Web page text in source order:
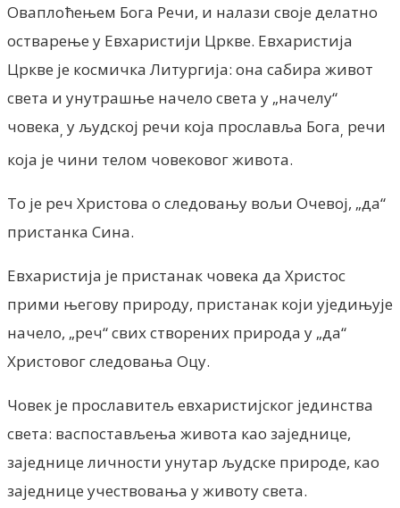
Оваплоћењем Бога Речи, и налази своје делатно
остварење у Евхаристији Цркве. Евхаристија
Цркве је космичка Литургија: она сабира живот
света и унутрашње начело света у „начелу“
човека, у људској речи која прославља Бога, речи
која је чини телом човековог живота.
То је реч Христова о следовању вољи Очевој, „да“
пристанка Сина.
Евхаристија је пристанак човека да Христос
прими његову природу, пристанак који уједињује
начело, „реч“ свих створених природа у „да“
Христовог следовања Оцу.
Човек је прославитељ евхаристијског јединства
света: васпостављења живота као заједнице,
заједнице личности унутар људске природе, као
заједнице учествовања у животу света.